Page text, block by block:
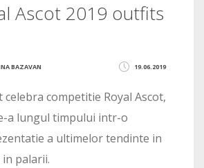
Ascot 2019 outfits
19.06.2019
BAZAVAN
celebra competitie Royal Ascot,
a lungul timpului intr-o
a ultimelor tendinte in
palarii.